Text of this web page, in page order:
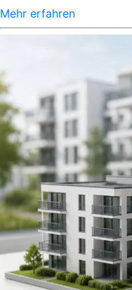
Mehr erfahren